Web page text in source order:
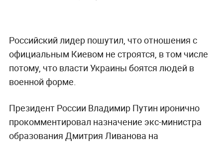
Российский лидер пошутил, что отношения с
официальным Киевом не строятся, в том числе
потому, что власти Украины боятся людей в
военной форме.
Президент России Владимир Путин иронично
прокомментировал назначение экс-министра
образования Дмитрия Ливанова на